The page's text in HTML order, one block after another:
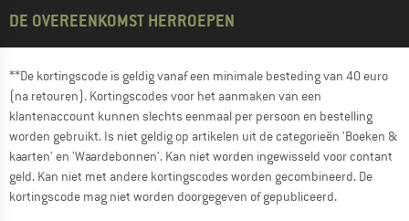
DE OVEREENKOMST HERROEPEN
**De kortingscode is geldig vanaf een minimale besteding van 40 euro
(na retouren). Kortingscodes voor het aanmaken van een
klantenaccount kunnen slechts eenmaal per persoon en bestelling
worden gebruikt. Is niet geldig op artikelen uit de categorieën 'Boeken &
kaarten' en 'Waardebonnen'. Kan niet worden ingewisseld voor contant
geld. Kan niet met andere kortingscodes worden gecombineerd. De
kortingscode mag niet worden doorgegeven of gepubliceerd.